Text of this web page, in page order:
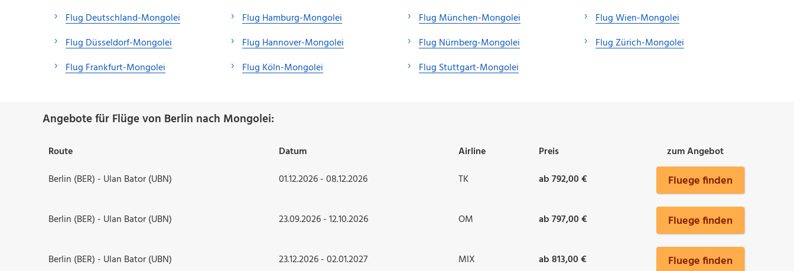
Flug Deutschland-Mongolei
Flug Düsseldorf-Mongolei
Flug Frankfurt-Mongolei
Flug Hamburg-Mongolei
Flug Hannover-Mongolei
Flug Köln-Mongolei
Flug München-Mongolei
Flug Nürnberg-Mongolei
Flug Stuttgart-Mongolei
Flug Wien-Mongolei
Flug Zürich-Mongolei
Angebote für Flüge von Berlin nach Mongolei:
Route Datum Airline Preis
zum Angebot
Berlin (BER) - Ulan Bator (UBN)
01.12.2026 - 08.12.2026 TK ab 792,00 € Fluege finden
Berlin (BER) - Ulan Bator (UBN) 23.09.2026 - 12.10.2026 OM ab 797,00 € Fluege finden
Berlin (BER) - Ulan Bator (UBN) 23.12.2026 - 02.01.2027 MIX ab 813,00 € Fluege finden